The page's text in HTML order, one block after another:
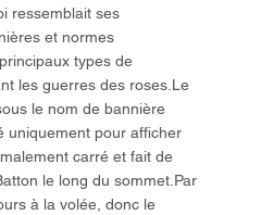
ressemblait ses
et normes
types de
les guerres des roses.Le
le nom de bannière
uniquement pour afficher
carré et fait de
le long du sommet.Par
à la volée, donc le